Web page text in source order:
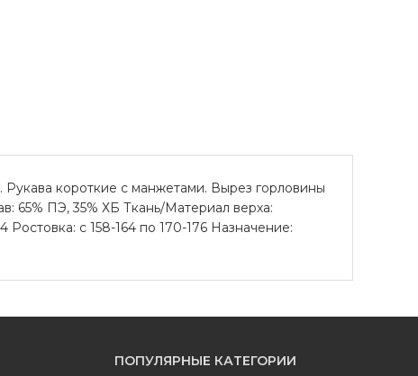
короткие с манжетами. Вырез горловины
65% ПЭ, 35% ХБ Ткань/Материал верха:
с 158-164 по 170-176 Назначение:
ПОПУЛЯРНЫЕ КАТЕГОРИИ